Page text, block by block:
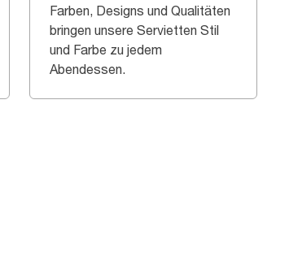
Farben, Designs und Qualitäten
bringen unsere Servietten Stil
und Farbe zu jedem
Abendessen.